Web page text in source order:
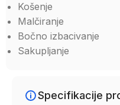
Košenje
Malčiranje
Bočno izbacivanje
Sakupljanje
Specifikacije